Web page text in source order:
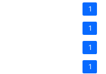
1
1
1
1